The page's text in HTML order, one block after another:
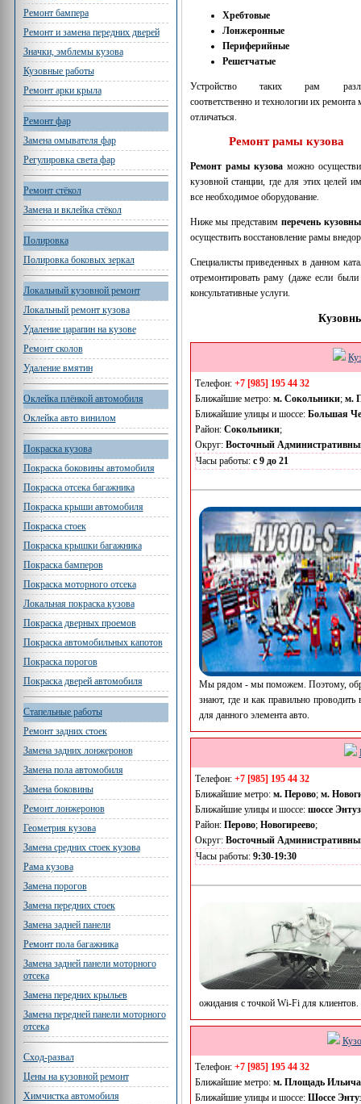
Ремонт бампера
Ремонт и замена передних дверей
Значки, эмблемы кузова
Кузовные работы
Ремонт арки крыла
Ремонт фар
Замена омывателя фар
Регулировка света фар
Ремонт стёкол
Замена и вклейка стёкол
Полировка
Полировка боковых зеркал
Локальный кузовной ремонт
Локальный ремонт кузова
Удаление царапин на кузове
Ремонт сколов
Удаление вмятин
Оклейка плёнкой автомобиля
Оклейка авто винилом
Покраска кузова
Покраска боковины автомобиля
Покраска отсека багажника
Покраска крыши автомобиля
Покраска стоек
Покраска крышки багажника
Покраска бамперов
Покраска моторного отсека
Локальная покраска кузова
Покраска дверных проемов
Покраска автомобильных капотов
Покраска порогов
Покраска дверей автомобиля
Стапельные работы
Ремонт задних стоек
Замена задних лонжеронов
Замена пола автомобиля
Замена боковины
Ремонт лонжеронов
Геометрия кузова
Замена средних стоек кузова
Рама кузова
Замена порогов
Замена передних стоек
Замена задней панели
Ремонт пола багажника
Замена задней панели моторного
отсека
Замена передних крыльев
Замена передней панели моторного
отсека
Сход-развал
Цены на кузовной ремонт
Химчистка автомобиля
Хребтовые
Лонжеронные
Периферийные
Решетчатые
Устройство таких рам
соответственно и технологии их ремонта
отличаться.
Ремонт рамы кузова
Ремонт рамы кузоваможно
кузовной станции, где для этих целей
все необходимое оборудование.
Ниже мы представимперечень
осуществить восстановление рамы
Специалисты приведенных в данном
отремонтировать раму (даже если
консультативные услуги.
Телефон: +7 [985] 195 44 32
Ближайшие метро: м. Сокольники; м.
Ближайшие улицы и шоссе: Большая
Район: Сокольники;
Округ: Восточный
Часы работы: с 9 до 21
Мы рядом - мы поможем. Поэтому,
знают, где и как правильно
для данного элемента авто.
Телефон: +7 [985] 195 44 32
Ближайшие метро: м. Перово; м.
Ближайшие улицы и шоссе: шоссе
Район: Перово; Новогиреево;
Округ: Восточный
Часы работы: 9:30-19:30
ожидания с точкой Wi-Fi для клиентов.
Телефон: +7 [985] 195 44 32
Ближайшие метро: м. Площадь Ильича
Ближайшие улицы и шоссе: Шоссе